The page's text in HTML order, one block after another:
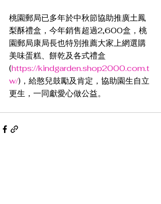
桃園郵局已多年於中秋節協助推廣土鳳
梨酥禮盒，今年銷售超過2,600盒，桃
園郵局康局長也特別推薦大家上網選購
美味蛋糕、餅乾及各式禮盒
(https://kindgarden.shop2000.com.t
w/)，給憨兒鼓勵及肯定，協助園生自立
更生，一同獻愛心做公益。